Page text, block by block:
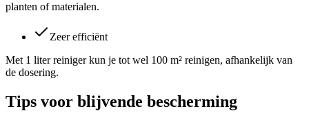
planten of materialen.
Zeer efficiënt
Met 1 liter reiniger kun je tot wel 100 m² reinigen, afhankelijk van
de dosering.
Tips voor blijvende bescherming